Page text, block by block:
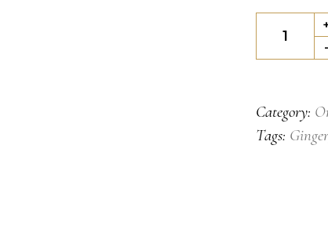
quantity
-
Category:
Tags: Ginger